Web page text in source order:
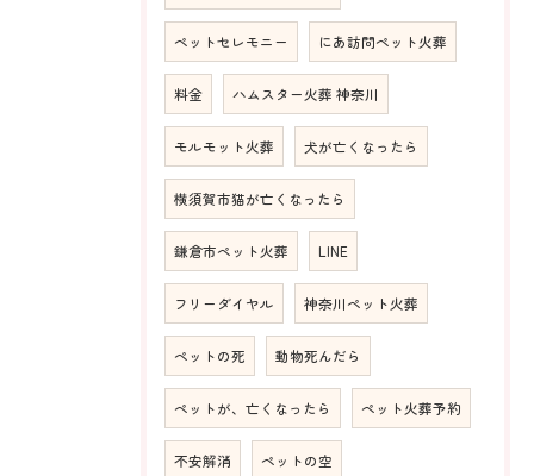
ペットセレモニー にあ訪問ペット火葬
料金 ハムスター火葬 神奈川
モルモット火葬 犬が亡くなったら
横須賀市猫が亡くなったら
鎌倉市ペット火葬 LINE
フリーダイヤル 神奈川ペット火葬
ペットの死 動物死んだら
ペットが、亡くなったら ペット火葬予約
不安解消 ペットの空